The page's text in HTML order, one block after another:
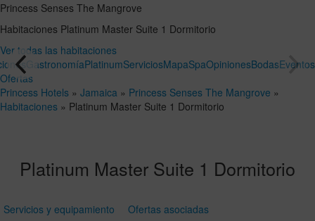
Princess Senses The Mangrove
Habitaciones Platinum Master Suite 1 Dormitorio
Ver todas las habitaciones
GastronomíaPlatinumServiciosMapaSpaOpinionesBodasEventos
Ofertas
Princess Hotels » Jamaica » Princess Senses The Mangrove »
Habitaciones » Platinum Master Suite 1 Dormitorio
Platinum Master Suite 1 Dormitorio
Servicios y equipamiento Ofertas asociadas